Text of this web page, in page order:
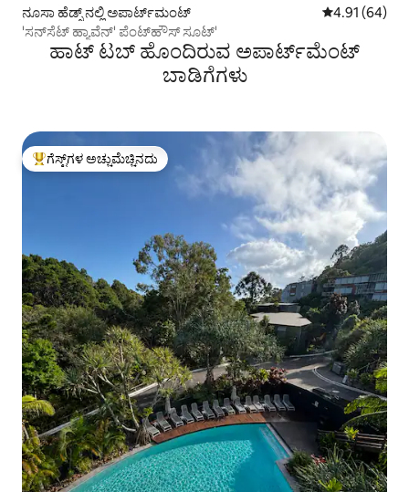
ನೂಸಾ ಹೆಡ್ಸ್ ನಲ್ಲಿ ಅಪಾರ್ಟ್‌ಮಂಟ್ 5 ರಲ್ಲಿ 4.91
4.91 (64)
'ಸನ್‌ಸೆಟ್ ಹ್ಯಾವೆನ್' ಪೆಂಟ್‌ಹೌಸ್ ಸೂಟ್'
ಹಾಟ್ ಟಬ್ ಹೊಂದಿರುವ ಅಪಾರ್ಟ್‌ಮೆಂಟ್
ಬಾಡಿಗೆಗಳು
ಗೆಸ್ಟ್‌ಗಳಿಗೆ ಅತಿ ಹೆಚ್ಚು ಅಚ್ಚುಮೆಚ್ಚಿನದು
ಗೆಸ್ಟ್‌ಗಳ ಅಚ್ಚುಮೆಚ್ಚಿನದು